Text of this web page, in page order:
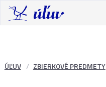
ÚĽUV ZBIERKOVÉ PREDMETY